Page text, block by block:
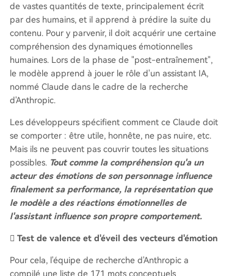
de vastes quantités de texte, principalement écrit
par des humains, et il apprend à prédire la suite du
contenu. Pour y parvenir, il doit acquérir une certaine
compréhension des dynamiques émotionnelles
humaines. Lors de la phase de "post-entraînement",
le modèle apprend à jouer le rôle d'un assistant IA,
nommé Claude dans le cadre de la recherche
d'Anthropic.
Les développeurs spécifient comment ce Claude doit
se comporter : être utile, honnête, ne pas nuire, etc.
Mais ils ne peuvent pas couvrir toutes les situations
possibles. Tout comme la compréhension qu'a un
acteur des émotions de son personnage influence
finalement sa performance, la représentation que
le modèle a des réactions émotionnelles de
l'assistant influence son propre comportement.
🫆 Test de valence et d'éveil des vecteurs d'émotion
Pour cela, l'équipe de recherche d'Anthropic a
compilé une liste de 171 mots conceptuels